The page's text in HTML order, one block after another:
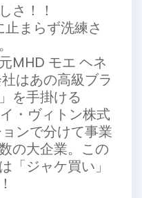
さ！！
まらず洗練さ
MHD モエ ヘネ
はあの高級ブラ
を手掛ける
・ヴィトン株式
ンで分けて事業
の大企業。この
「ジャケ買い」